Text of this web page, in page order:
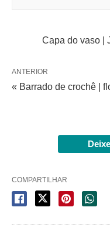
Capa do vaso |
ANTERIOR
« Barrado de crochê |
COMPARTILHAR